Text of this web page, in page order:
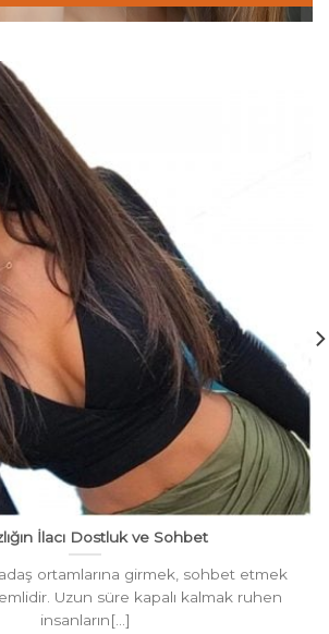
İlacı Dostluk ve Sohbet
ortamlarına girmek, sohbet etmek
Uzun süre kapalı kalmak ruhen
insanların[...]